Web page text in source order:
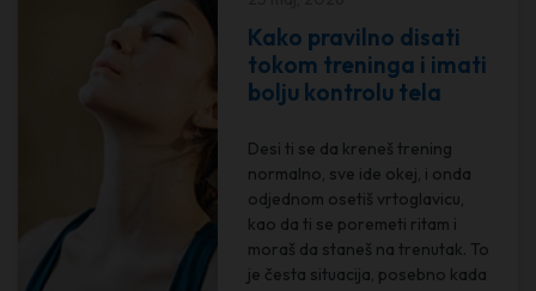
Kako pravilno disati
tokom treninga i imati
bolju kontrolu tela
Desi ti se da kreneš trening
normalno, sve ide okej, i onda
odjednom osetiš vrtoglavicu,
kao da ti se poremeti ritam i
moraš da staneš na trenutak. To
je česta situacija, posebno kada